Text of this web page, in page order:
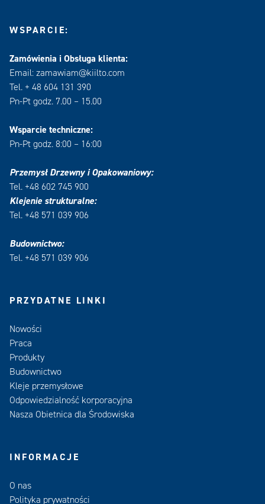
WSPARCIE:
Zamówienia i Obsługa klienta:
Email: zamawiam@kiilto.com
Tel. + 48 604 131 390
Pn-Pt godz. 7.00 – 15.00
Wsparcie techniczne:
Pn-Pt godz. 8:00 – 16:00
Przemysł Drzewny i Opakowaniowy:
Tel. +48 602 745 900
Klejenie strukturalne:
Tel. +48 571 039 906
Budownictwo:
Tel. +48 571 039 906
PRZYDATNE LINKI
Nowości
Praca
Produkty
Budownictwo
Kleje przemysłowe
Odpowiedzialność korporacyjna
Nasza Obietnica dla Środowiska
INFORMACJE
O nas
Polityka prywatności